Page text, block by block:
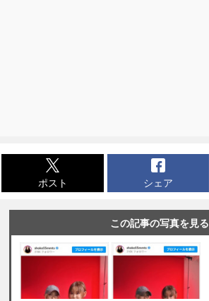
ポスト シェア
この記事の写真を見る